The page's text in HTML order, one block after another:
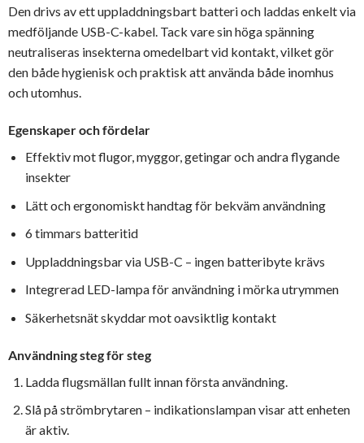
Den drivs av ett uppladdningsbart batteri och laddas enkelt via
medföljande USB-C-kabel. Tack vare sin höga spänning
neutraliseras insekterna omedelbart vid kontakt, vilket gör
den både hygienisk och praktisk att använda både inomhus
och utomhus.
Egenskaper och fördelar
Effektiv mot flugor, myggor, getingar och andra flygande
insekter
Lätt och ergonomiskt handtag för bekväm användning
6 timmars batteritid
Uppladdningsbar via USB-C – ingen batteribyte krävs
Integrerad LED-lampa för användning i mörka utrymmen
Säkerhetsnät skyddar mot oavsiktlig kontakt
Användning steg för steg
Ladda flugsmällan fullt innan första användning.
Slå på strömbrytaren – indikationslampan visar att enheten
är aktiv.